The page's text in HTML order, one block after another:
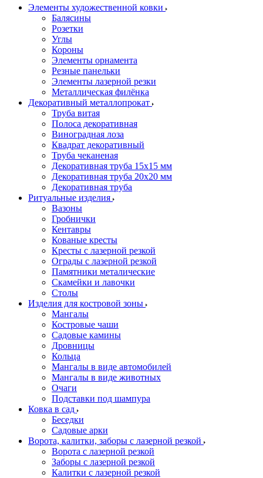
Элементы художественной ковки
Балясины
Розетки
Углы
Короны
Элементы орнамента
Резные панельки
Элементы лазерной резки
Металлическая филёнка
Декоративный металлопрокат
Труба витая
Полоса декоративная
Виноградная лоза
Квадрат декоративный
Труба чеканеная
Декоративная труба 15х15 мм
Декоративная труба 20х20 мм
Декоративная труба
Ритуальные изделия
Вазоны
Гробнички
Кентавры
Кованые кресты
Кресты с лазерной резкой
Ограды с лазерной резкой
Памятники металические
Скамейки и лавочки
Столы
Изделия для костровой зоны
Мангалы
Костровые чаши
Садовые камины
Дровницы
Кольца
Мангалы в виде автомобилей
Мангалы в виде животных
Очаги
Подставки под шампура
Ковка в сад
Беседки
Садовые арки
Ворота, калитки, заборы с лазерной резкой
Ворота с лазерной резкой
Заборы с лазерной резкой
Калитки с лазерной резкой